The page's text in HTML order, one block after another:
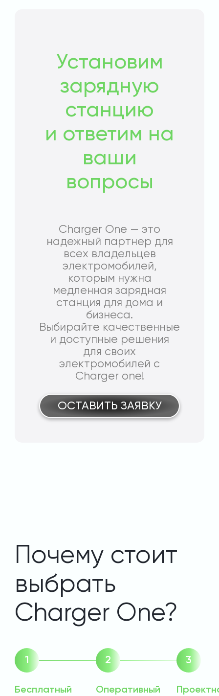
Установим
зарядную
станцию
и ответим на
ваши
вопросы
Charger One — это
надежный партнер для
всех владельцев
электромобилей,
которым нужна
медленная зарядная
станция для дома и
бизнеса.
Выбирайте качественные
и доступные решения
для своих
электромобилей с
Charger one!
ОСТАВИТЬ ЗАЯВКУ
Почему стоит
выбрать
Charger One?
Бесплатный
Оперативный